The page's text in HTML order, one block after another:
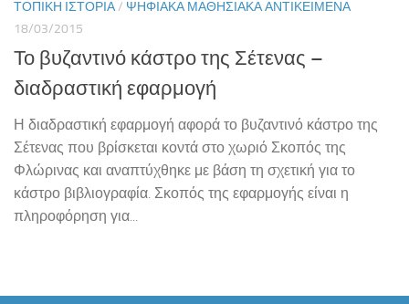
ΤΟΠΙΚΉ ΙΣΤΟΡΊΑ/ ΨΗΦΙΑΚΆ ΜΑΘΗΣΙΑΚΆ ΑΝΤΙΚΕΊΜΕΝΑ
18/03/2015
Το βυζαντινό κάστρο της Σέτενας –
διαδραστική εφαρμογή
Η διαδραστική εφαρμογή αφορά το βυζαντινό κάστρο της
Σέτενας που βρίσκεται κοντά στο χωριό Σκοπός της
Φλώρινας και αναπτύχθηκε με βάση τη σχετική για το
κάστρο βιβλιογραφία. Σκοπός της εφαρμογής είναι η
πληροφόρηση για...